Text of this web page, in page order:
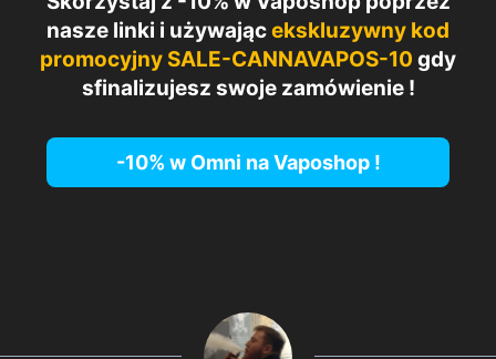
nasze linki i używającekskluzywny kod
promocyjny SALE-CANNAVAPOS-10 gdy
sfinalizujesz swoje zamówienie!
-10% w Omni naVaposhop!